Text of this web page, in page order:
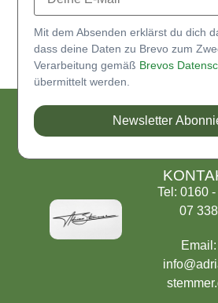
Mit dem Absenden erklärst du dich
dass deine Daten zu Brevo zum
Verarbeitung gemäß Brevos
übermittelt werden.
Newsletter
Tel: 0160
07 338
Email: